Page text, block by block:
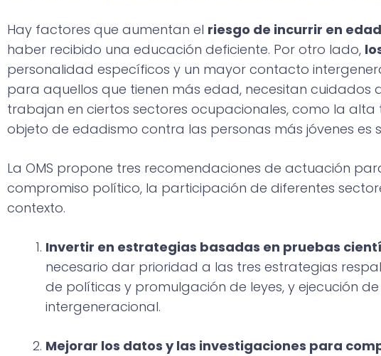
Hay factores que aumentan el riesgo de incurrir en
haber recibido una educación deficiente. Por otro lado,
personalidad específicos y un mayor contacto
para aquellos que tienen más edad, necesitan cuidados
trabajan en ciertos sectores ocupacionales, como la
objeto de edadismo contra las personas más jóvenes es
La OMS propone tres recomendaciones de actuación
compromiso político, la participación de diferentes
contexto.
Invertir en estrategias basadas en pruebas
necesario dar prioridad a las tres estrategias
de políticas y promulgación de leyes, y ejecución
intergeneracional.
Mejorar los datos y las investigaciones para